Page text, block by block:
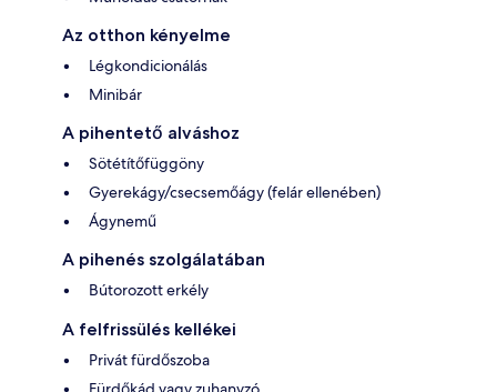
Az otthon kényelme
Légkondicionálás
Minibár
A pihentető alváshoz
Sötétítőfüggöny
Gyerekágy/csecsemőágy (felár ellenében)
Ágynemű
A pihenés szolgálatában
Bútorozott erkély
A felfrissülés kellékei
Privát fürdőszoba